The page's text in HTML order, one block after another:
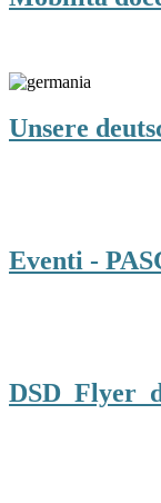
Unsere
Eventi -